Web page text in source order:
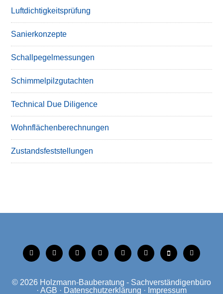
Luftdichtigkeitsprüfung
Sanierkonzepte
Schallpegelmessungen
Schimmelpilzgutachten
Technical Due Diligence
Wohnflächenberechnungen
Zustandsfeststellungen
tiktok instagramfacebooklinkedinxing linkedinmobilemail
© 2026 Holzmann-Bauberatung - Sachverständigenbüro
· AGB · Datenschutzerklärung · Impressum